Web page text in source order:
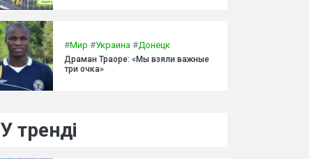
#Мир #Украина #Донецк
Драман Траоре: «Мы взяли важные
три очка»
У тренді